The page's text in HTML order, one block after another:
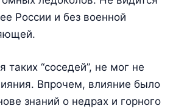
России и без военной
таких “соседей”, не мог не
Впрочем, влияние было
знаний о недрах и горного